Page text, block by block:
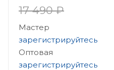
17 490 ₽
Мастер
зарегистрируйтесь
Оптовая
зарегистрируйтесь